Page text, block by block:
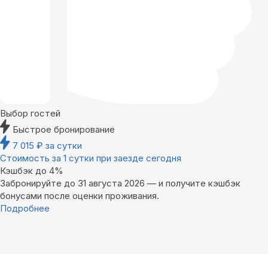
Выбор гостей
Быстрое бронирование
7 015 ₽ за сутки
Стоимость за 1 сутки при заезде сегодня
Кэшбэк до 4%
Забронируйте до 31 августа 2026 — и получите кэшбэк
бонусами после оценки проживания.
Подробнее